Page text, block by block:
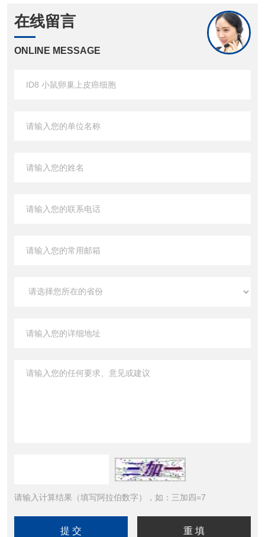
在线留言
ONLINE MESSAGE
请输入计算结果（填写阿拉伯数字），如：三加四=7